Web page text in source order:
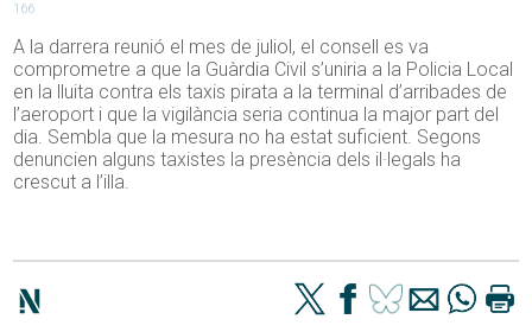
166
A la darrera reunió el mes de juliol, el consell es va
comprometre a que la Guàrdia Civil s’uniria a la Policia Local
en la lluita contra els taxis pirata a la terminal d’arribades de
l’aeroport i que la vigilància seria continua la major part del
dia. Sembla que la mesura no ha estat suficient. Segons
denuncien alguns taxistes la presència dels il·legals ha
crescut a l’illa.